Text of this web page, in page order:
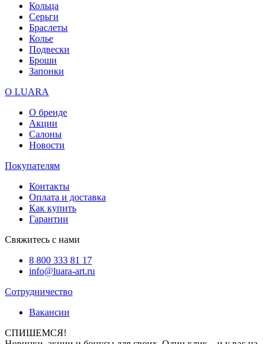
Кольца
Серьги
Браслеты
Колье
Подвески
Броши
Запонки
О LUARA
О бренде
Акции
Салоны
Новости
Покупателям
Контакты
Оплата и доставка
Как купить
Гарантии
Свяжитесь с нами
8 800 333 81 17
info@luara-art.ru
Сотрудничество
Вакансии
СПИШЕМСЯ!